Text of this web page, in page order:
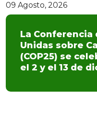
09 Agosto, 2026
La Conferencia
Unidas sobre
(COP25) se
el 2 y el 13 de